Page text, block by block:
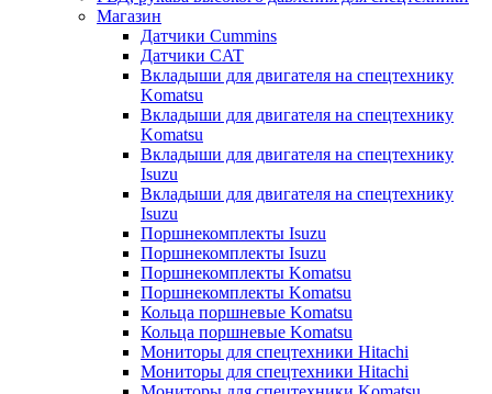
Магазин
Датчики Cummins
Датчики CAT
Вкладыши для двигателя на спецтехнику
Komatsu
Вкладыши для двигателя на спецтехнику
Komatsu
Вкладыши для двигателя на спецтехнику
Isuzu
Вкладыши для двигателя на спецтехнику
Isuzu
Поршнекомплекты Isuzu
Поршнекомплекты Isuzu
Поршнекомплекты Komatsu
Поршнекомплекты Komatsu
Кольца поршневые Komatsu
Кольца поршневые Komatsu
Мониторы для спецтехники Hitachi
Мониторы для спецтехники Hitachi